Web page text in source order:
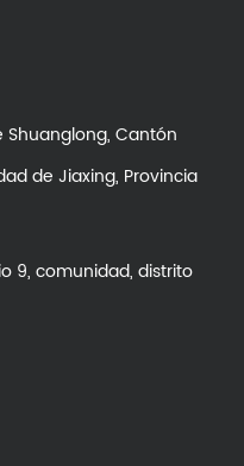
Shuanglong, Cantón
de Jiaxing, Provincia
9, comunidad, distrito